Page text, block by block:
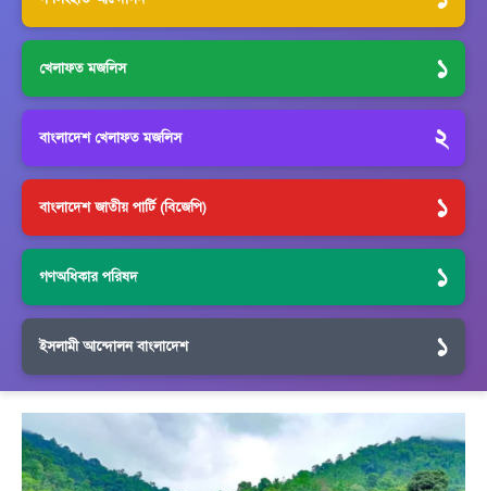
খেলাফত মজলিস ১
বাংলাদেশ খেলাফত মজলিস ২
বাংলাদেশ জাতীয় পার্টি (বিজেপি) ১
গণঅধিকার পরিষদ ১
ইসলামী আন্দোলন বাংলাদেশ ১